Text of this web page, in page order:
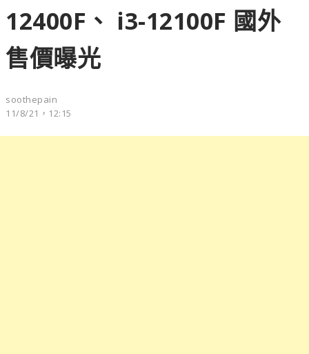
12400F、 i3-12100F 國外
售價曝光
soothepain
11/8/21，12:15